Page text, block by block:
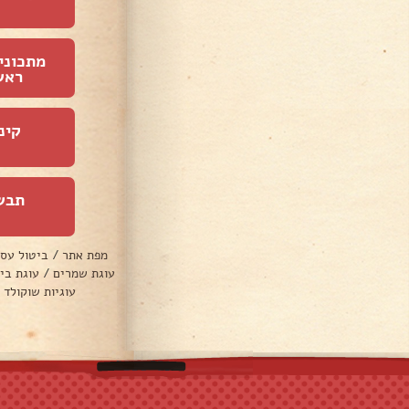
מפת אתר / ביטול
עוגת שמרים / עוגת
עוגיות